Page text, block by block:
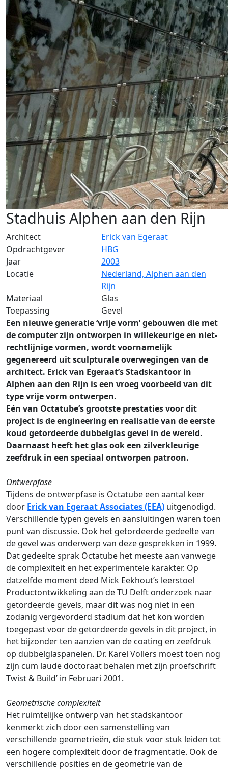
Stadhuis Alphen aan den Rijn
Architect
Erick van Egeraat
Opdrachtgever
HBG
Jaar
2003
Locatie
Nederland, Alphen aan den
Rijn
Materiaal
Glas
Toepassing
Gevel
Een nieuwe generatie ‘vrije vorm’ gebouwen die met
de computer zijn ontworpen in willekeurige en niet-
rechtlijnige vormen, wordt voornamelijk
gegenereerd uit sculpturale overwegingen van de
architect. Erick van Egeraat’s Stadskantoor in
Alphen aan den Rijn is een vroeg voorbeeld van dit
type vrije vorm ontwerpen.
Eén van Octatube’s grootste prestaties voor dit
project is de engineering en realisatie van de eerste
koud getordeerde dubbelglas gevel in de wereld.
Daarnaast heeft het glas ook een zilverkleurige
zeefdruk in een speciaal ontworpen patroon.
Ontwerpfase
Tijdens de ontwerpfase is Octatube een aantal keer
door Erick van Egeraat Associates (EEA) uitgenodigd.
Verschillende typen gevels en aansluitingen waren toen
punt van discussie. Ook het getordeerde gedeelte van
de gevel was onderwerp van deze gesprekken in 1999.
Dat gedeelte sprak Octatube het meeste aan vanwege
de complexiteit en het experimentele karakter. Op
datzelfde moment deed Mick Eekhout’s leerstoel
Productontwikkeling aan de TU Delft onderzoek naar
getordeerde gevels, maar dit was nog niet in een
zodanig vergevorderd stadium dat het kon worden
toegepast voor de getordeerde gevels in dit project, in
het bijzonder ten aanzien van de coating en zeefdruk
op dubbelglaspanelen. Dr. Karel Vollers moest toen nog
zijn cum laude doctoraat behalen met zijn proefschrift
Twist & Build’ in Februari 2001.
Geometrische complexiteit
Het ruimtelijke ontwerp van het stadskantoor
kenmerkt zich door een samenstelling van
verschillende geometrieën, die stuk voor stuk leiden tot
een hogere complexiteit door de fragmentatie. Ook de
verschillende posities en de geometrie van de